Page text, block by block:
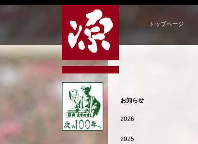
トップページ
お知らせ
2026
2025